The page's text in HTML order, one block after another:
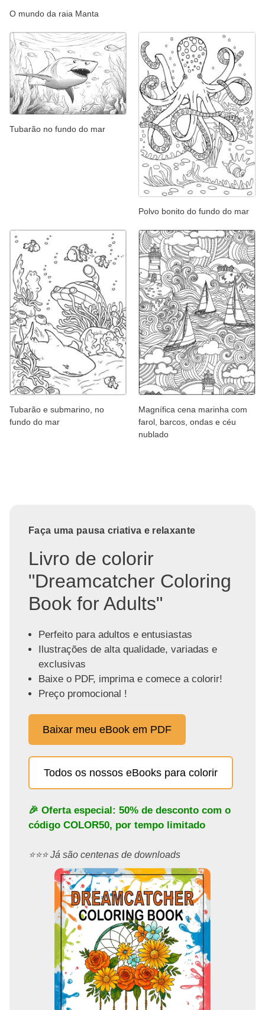
O mundo da raia Manta
Tubarão no fundo do mar
Polvo bonito do fundo do mar
Tubarão e submarino, no
fundo do mar
Magnífica cena marinha com
farol, barcos, ondas e céu
nublado
Faça uma pausa criativa e relaxante
Livro de colorir
"Dreamcatcher Coloring
Book for Adults"
Perfeito para adultos e entusiastas
Ilustrações de alta qualidade, variadas e
exclusivas
Baixe o PDF, imprima e comece a colorir!
Preço promocional !
Baixar meu eBook em PDF
Todos os nossos eBooks para colorir
🎉 Oferta especial: 50% de desconto com o
código COLOR50, por tempo limitado
⭐️⭐️⭐️ Já são centenas de downloads